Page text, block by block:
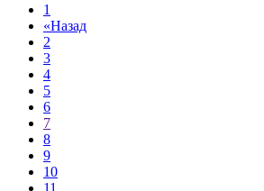
1
«Назад
2
3
4
5
6
7
8
9
10
11